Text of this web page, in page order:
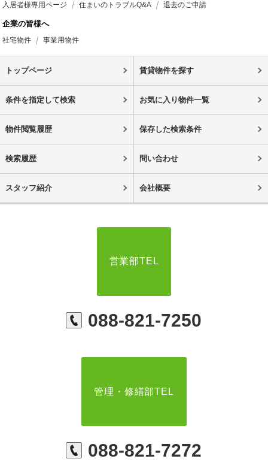
入居者様専用ページ 住まいのトラブルQ&A 退去のご申請
企業の皆様へ
社宅物件 事業用物件
トップページ 賃貸物件を探す
条件を指定して検索 お気に入り物件一覧
物件閲覧履歴 保存した検索条件
検索履歴 問い合わせ
スタッフ紹介 会社概要
営業部TEL
088-821-7250
管理・修繕部TEL
088-821-7272